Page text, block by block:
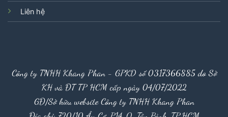
Liên hệ
Công ty TNHH Khang Phan - GPKD số 0317366885 do Sở
KH và ĐT TP HCM cấp ngày 04/07/2022
GĐ/Sở hữu website Công ty TNHH Khang Phan